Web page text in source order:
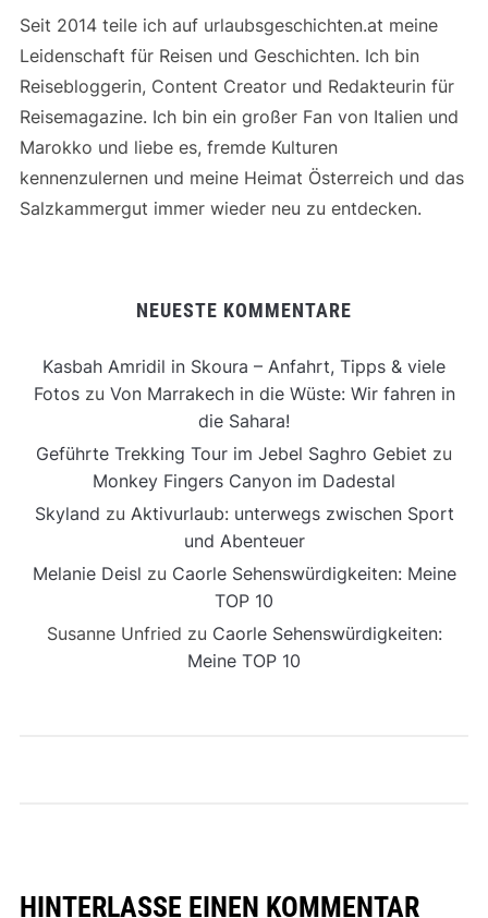
Seit 2014 teile ich auf urlaubsgeschichten.at meine
Leidenschaft für Reisen und Geschichten. Ich bin
Reisebloggerin, Content Creator und Redakteurin für
Reisemagazine. Ich bin ein großer Fan von Italien und
Marokko und liebe es, fremde Kulturen
kennenzulernen und meine Heimat Österreich und das
Salzkammergut immer wieder neu zu entdecken.
NEUESTE KOMMENTARE
Kasbah Amridil in Skoura – Anfahrt, Tipps & viele
Fotoszu Von Marrakech in die Wüste: Wir fahren in
die Sahara!
Geführte Trekking Tour im Jebel Saghro Gebiet zu
Monkey Fingers Canyon im Dadestal
Skyland zu Aktivurlaub: unterwegs zwischen Sport
und Abenteuer
Melanie Deisl zu Caorle Sehenswürdigkeiten: Meine
TOP 10
Susanne Unfried zu Caorle Sehenswürdigkeiten:
Meine TOP 10
HINTERLASSE EINEN KOMMENTAR